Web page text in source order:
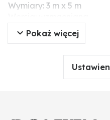
Wymiary: 3 m x 5 m
Pokaż więcej